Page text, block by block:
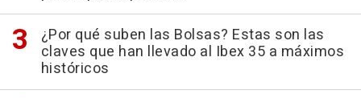
¿Por qué suben las Bolsas? Estas son las
claves que han llevado al Ibex 35 a máximos
históricos